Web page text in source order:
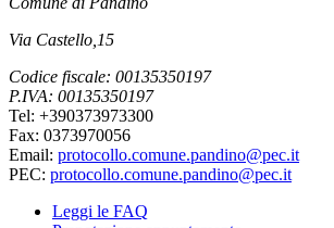
Via Castello,15
Codice fiscale: 00135350197
P.IVA: 00135350197
Tel: +390373973300
Fax: 0373970056
Email: protocollo.comune.pandino@pec.it
PEC: protocollo.comune.pandino@pec.it
Leggi le FAQ